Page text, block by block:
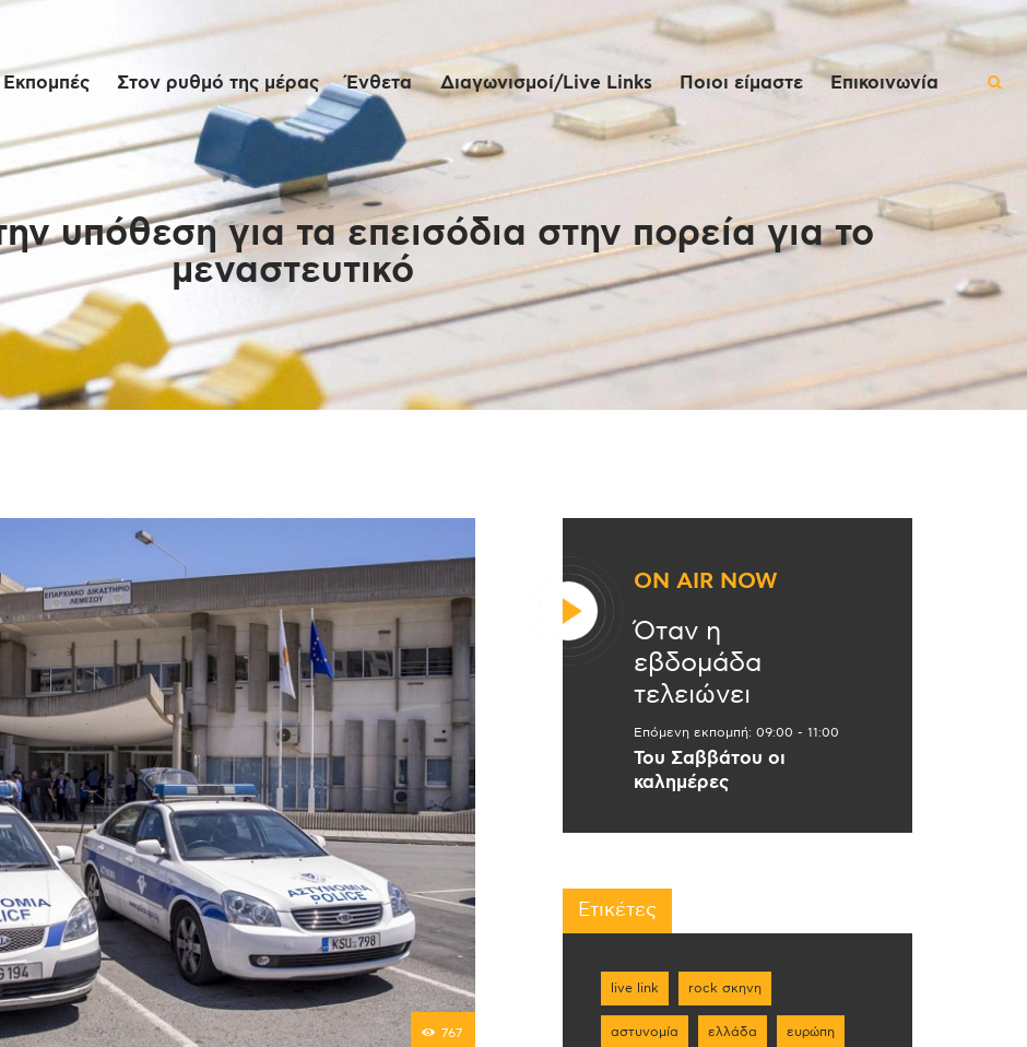
Εκπομπές Στον ρυθμό της μέρας Ένθετα Διαγωνισμοί/Live Links Ποιοι είμαστε Επικοινωνία
υπόθεση για τα επεισόδια στην πορεία για το
μεναστευτικό
Αρχική
Εκπομπές
Στον ρυθμό της
μέρας
Ένθετα
Διαγωνισμοί/Live
Links
Επικοινωνία
767
ON AIR NOW
Όταν η
εβδομάδα
τελειώνει
Επόμενη εκπομπή: 09:00 - 11:00
Του Σαββάτου οι
καλημέρες
Ετικέτες
live link rock σκηνη
αστυνομία ελλάδα ευρώπη